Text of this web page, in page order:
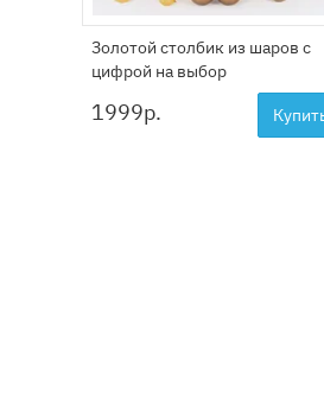
Золотой столбик из шаров с
цифрой на выбор
1999р.